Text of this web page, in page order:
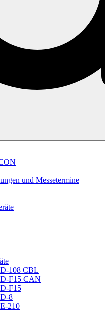
und Messetermine
108 CBL
F15 CAN
F15
8
210